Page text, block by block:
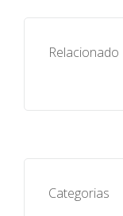
Relacionado
Categorias